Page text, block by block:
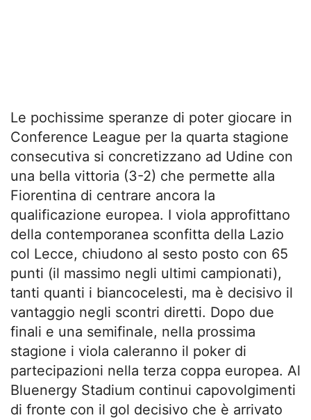
Le pochissime speranze di poter giocare in
Conference League per la quarta stagione
consecutiva si concretizzano ad Udine con
una bella vittoria (3-2) che permette alla
Fiorentina di centrare ancora la
qualificazione europea. I viola approfittano
della contemporanea sconfitta della Lazio
col Lecce, chiudono al sesto posto con 65
punti (il massimo negli ultimi campionati),
tanti quanti i biancocelesti, ma è decisivo il
vantaggio negli scontri diretti. Dopo due
finali e una semifinale, nella prossima
stagione i viola caleranno il poker di
partecipazioni nella terza coppa europea. Al
Bluenergy Stadium continui capovolgimenti
di fronte con il gol decisivo che è arrivato